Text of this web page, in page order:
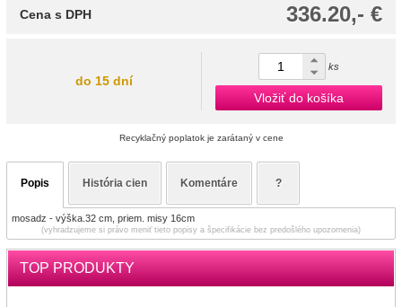
336.20,- €
Cena s DPH
do 15 dní
ks
Vložiť do košíka
Recyklačný poplatok je zarátaný v cene
Popis História cien Komentáre ?
mosadz - výška.32 cm, priem. misy 16cm
(vyhradzujeme si právo meniť tieto popisy a špecifikácie bez predošlého upozornenia)
TOP PRODUKTY